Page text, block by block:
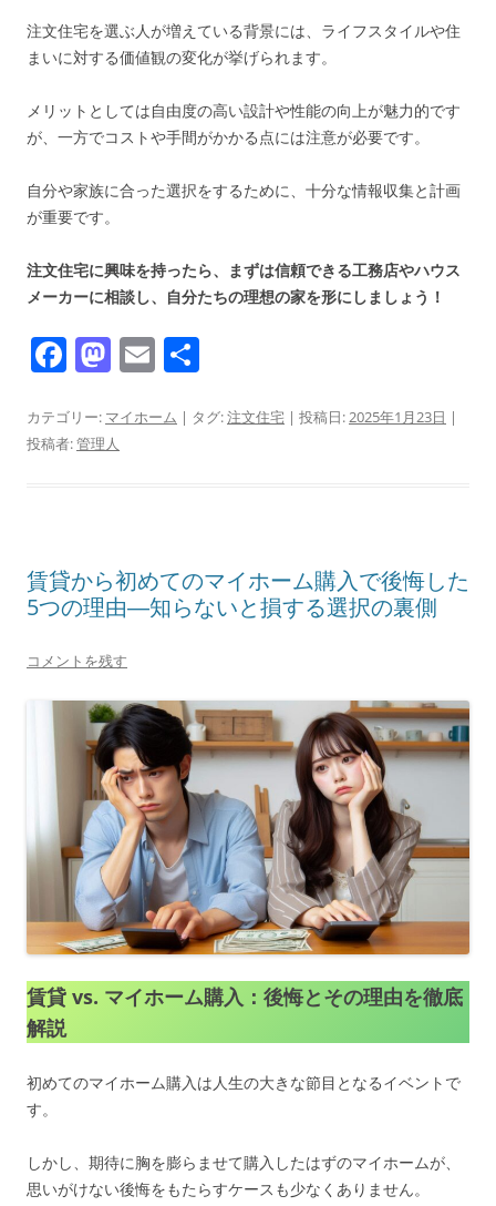
注文住宅を選ぶ人が増えている背景には、ライフスタイルや住
まいに対する価値観の変化が挙げられます。
メリットとしては自由度の高い設計や性能の向上が魅力的です
が、一方でコストや手間がかかる点には注意が必要です。
自分や家族に合った選択をするために、十分な情報収集と計画
が重要です。
注文住宅に興味を持ったら、まずは信頼できる工務店やハウス
メーカーに相談し、自分たちの理想の家を形にしましょう！
F
c
e
o
k
M
st
o
n
E
ai
カテゴリー: マイホーム | タグ:注文住宅 | 投稿日:2025年1月23日 |
投稿者:管理人
賃貸から初めてのマイホーム購入で後悔した
5つの理由―知らないと損する選択の裏側
コメントを残す
賃貸 vs. マイホーム購入：後悔とその理由を徹底
解説
初めてのマイホーム購入は人生の大きな節目となるイベントで
す。
しかし、期待に胸を膨らませて購入したはずのマイホームが、
思いがけない後悔をもたらすケースも少なくありません。